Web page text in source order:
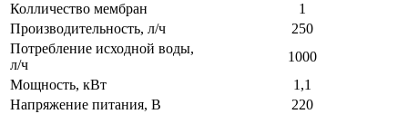
Колличество мембран
1
Производительность, л/ч
250
Потребление исходной воды,
л/ч
1000
Мощность, кВт
1,1
Напряжение питания, В
220